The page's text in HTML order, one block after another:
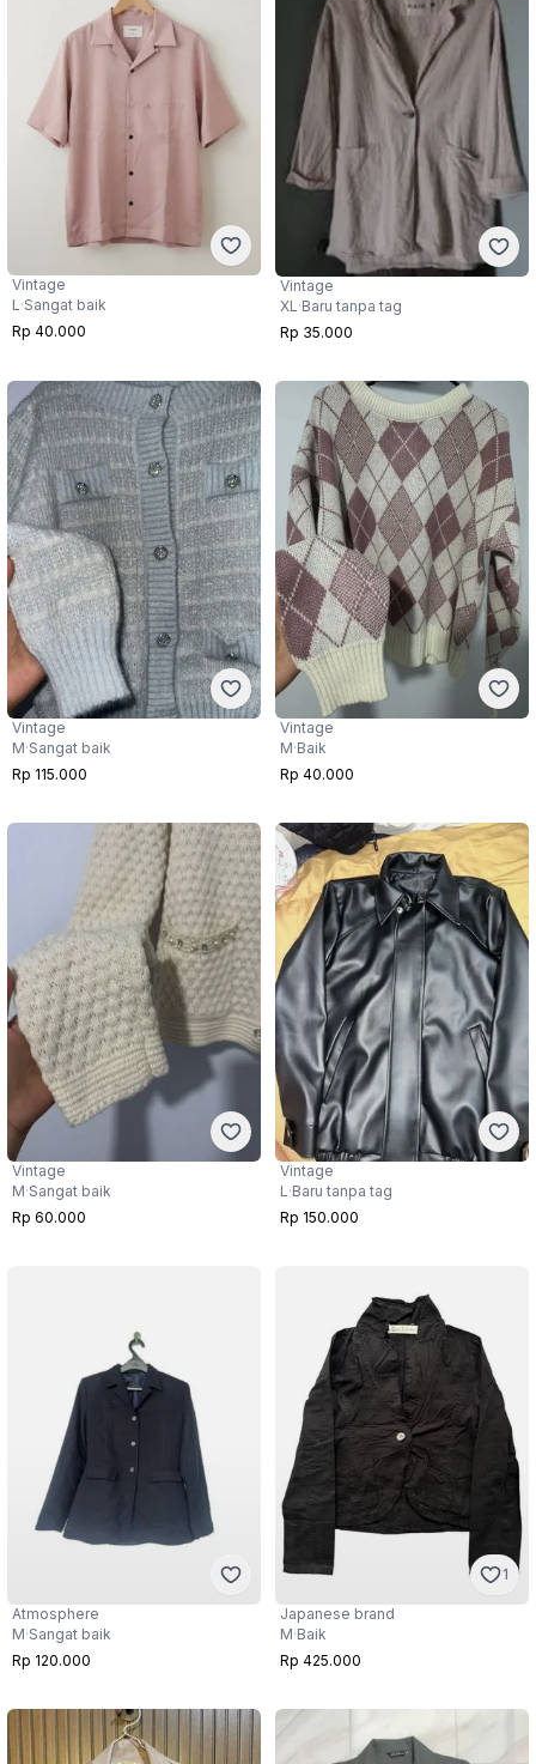
Vintage
L·Sangat baik
Rp 40.000
Vintage
XL ·Baru tanpa tag
Rp 35.000
Vintage
M·Sangat baik
Rp 115.000
Vintage
M·Baik
Rp 40.000
Vintage
M·Sangat baik
Rp 60.000
Vintage
L·Baru tanpa tag
Rp 150.000
Atmosphere
M·Sangat baik
Rp 120.000
1
Japanese brand
M·Baik
Rp 425.000